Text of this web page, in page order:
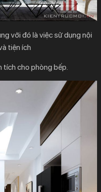
với đó là việc sử dụng nội
tiện ích
tích cho phòng bếp.